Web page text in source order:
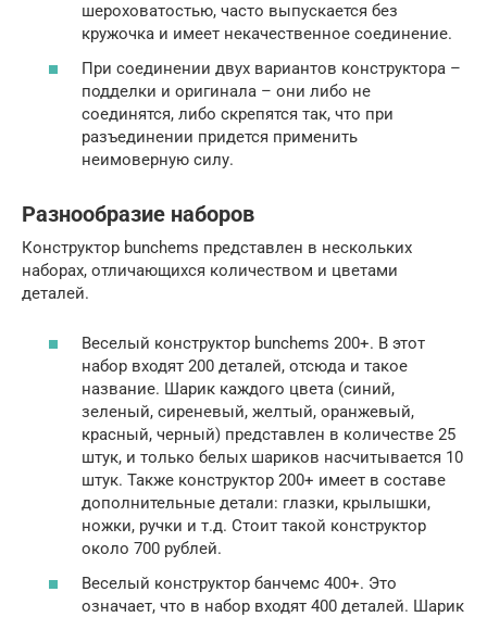
шероховатостью, часто выпускается без
кружочка и имеет некачественное соединение.
При соединении двух вариантов конструктора –
подделки и оригинала – они либо не
соединятся, либо скрепятся так, что при
разъединении придется применить
неимоверную силу.
Разнообразие наборов
Конструктор bunchems представлен в нескольких
наборах, отличающихся количеством и цветами
деталей.
Веселый конструктор bunchems 200+. В этот
набор входят 200 деталей, отсюда и такое
название. Шарик каждого цвета (синий,
зеленый, сиреневый, желтый, оранжевый,
красный, черный) представлен в количестве 25
штук, и только белых шариков насчитывается 10
штук. Также конструктор 200+ имеет в составе
дополнительные детали: глазки, крылышки,
ножки, ручки и т.д. Стоит такой конструктор
около 700 рублей.
Веселый конструктор банчемс 400+. Это
означает, что в набор входят 400 деталей. Шарик